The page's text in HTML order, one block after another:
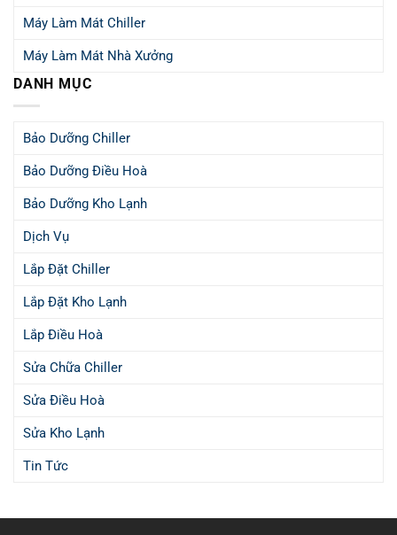
Máy Làm Mát Chiller
Máy Làm Mát Nhà Xưởng
DANH MỤC
Bảo Dưỡng Chiller
Bảo Dưỡng Điều Hoà
Bảo Dưỡng Kho Lạnh
Dịch Vụ
Lắp Đặt Chiller
Lắp Đặt Kho Lạnh
Lắp Điều Hoà
Sửa Chữa Chiller
Sửa Điều Hoà
Sửa Kho Lạnh
Tin Tức